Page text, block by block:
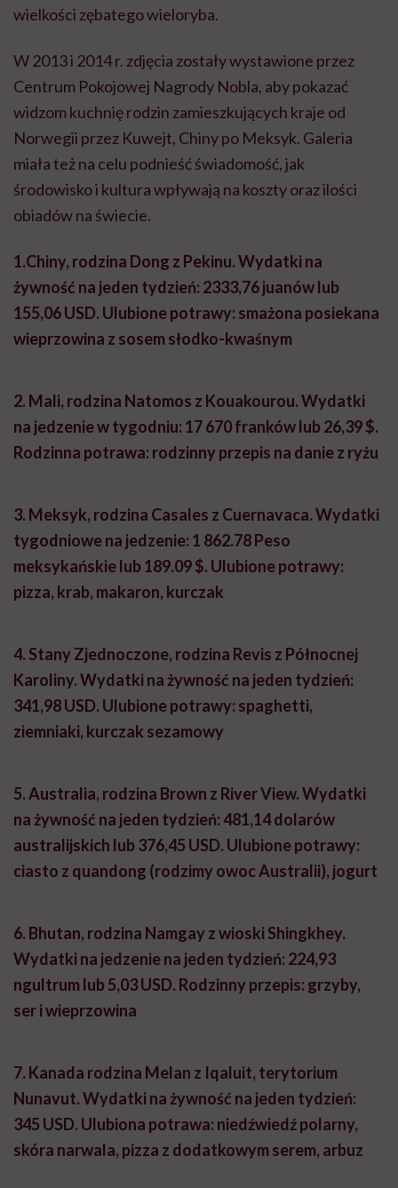
wielkości zębatego wieloryba.
W 2013 i 2014 r. zdjęcia zostały wystawione przez
Centrum Pokojowej Nagrody Nobla, aby pokazać
widzom kuchnię rodzin zamieszkujących kraje od
Norwegii przez Kuwejt, Chiny po Meksyk. Galeria
miała też na celu podnieść świadomość, jak
środowisko i kultura wpływają na koszty oraz ilości
obiadów na świecie.
1.Chiny, rodzina Dong z Pekinu.Wydatki na
żywność na jeden tydzień: 2333,76 juanów lub
155,06 USD. Ulubione potrawy: smażona posiekana
wieprzowina z sosem słodko-kwaśnym
2. Mali, rodzina Natomos z Kouakourou.Wydatki
na jedzenie w tygodniu: 17 670 franków lub 26,39 $.
Rodzinna potrawa: rodzinny przepis na danie z ryżu
3. Meksyk, rodzina Casales z Cuernavaca.Wydatki
tygodniowe na jedzenie: 1 862.78 Peso
meksykańskie lub 189.09 $. Ulubione potrawy:
pizza, krab, makaron, kurczak
4. Stany Zjednoczone, rodzina Revis z Północnej
Karoliny.Wydatki na żywność na jeden tydzień:
341,98 USD. Ulubione potrawy: spaghetti,
ziemniaki, kurczak sezamowy
5. Australia, rodzina Brown z River View.Wydatki
na żywność na jeden tydzień: 481,14 dolarów
australijskich lub 376,45 USD. Ulubione potrawy:
ciasto z quandong (rodzimy owoc Australii), jogurt
6. Bhutan, rodzina Namgay z wioski Shingkhey.
Wydatki na jedzenie na jeden tydzień: 224,93
ngultrum lub 5,03 USD. Rodzinny przepis: grzyby,
ser i wieprzowina
7. Kanada rodzina Melan z Iqaluit, terytorium
Nunavut.Wydatki na żywność na jeden tydzień:
345 USD. Ulubiona potrawa: niedźwiedź polarny,
skóra narwala, pizza z dodatkowym serem, arbuz